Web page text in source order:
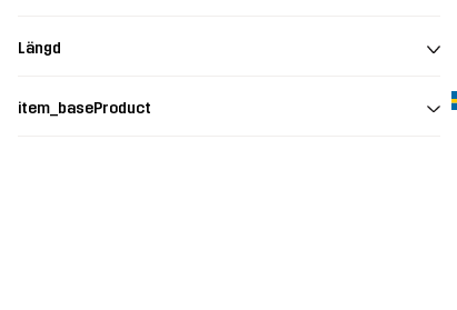
Längd
item_baseProduct